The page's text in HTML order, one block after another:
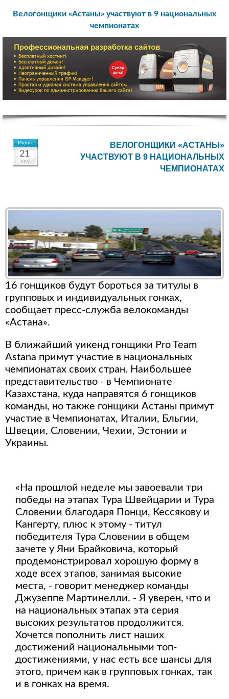
Велогонщики «Астаны» участвуют в 9 национальных
чемпионатах
Июнь
21
2012
ВЕЛОГОНЩИКИ «АСТАНЫ»
УЧАСТВУЮТ В 9 НАЦИОНАЛЬНЫХ
ЧЕМПИОНАТАХ
16 гонщиков будут бороться за титулы в
групповых и индивидуальных гонках,
сообщает пресс-служба велокоманды
«Астана».
В ближайший уикенд гонщики Pro Team
Astana примут участие в национальных
чемпионатах своих стран. Наибольшее
представительство - в Чемпионате
Казахстана, куда направятся 6 гонщиков
команды, но также гонщики Астаны примут
участие в Чемпионатах, Италии, Бльгии,
Швеции, Словении, Чехии, Эстонии и
Украины.
«На прошлой неделе мы завоевали три
победы на этапах Тура Швейцарии и Тура
Словении благодаря Понци, Кессякову и
Кангерту, плюс к этому - титул
победителя Тура Словении в общем
зачете у Яни Брайковича, который
продемонстрировал хорошую форму в
ходе всех этапов, занимая высокие
места, - говорит менеджер команды
Джузеппе Мартинелли. - Я уверен, что и
на национальных этапах эта серия
высоких результатов продолжится.
Хочется пополнить лист наших
достижений национальными топ-
достижениями, у нас есть все шансы для
этого, причем как в групповых гонках, так
и в гонках на время.